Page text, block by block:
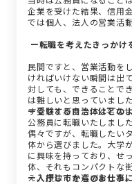
企業を受けた結果、信用
では個人、法人の営業活
ー転職を考えたきっかけ
民間ですと、営業活動を
ければいけない瞬間は出
対しても、できることで
は難しいと思っていまし
することができ、公平な
公務員に転職いたしました
ー受験する自治体はどの
偶々ですが、転職したい
体から選びました。大学
に興味を持っており、せ
体、それもコンパクトな
え、摂津市を選びました。
ー入庁してからのお仕事